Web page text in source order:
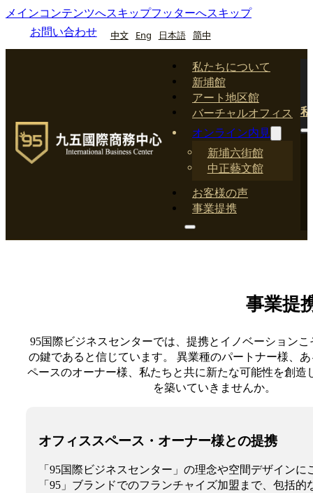
メインコンテンツへスキップフッターへスキップ
お問い合わせ
中文 Eng 日本語 简中
私たちについて
新埔館
アート地区館
バーチャルオフィス
オンライン内見
新埔六街館
中正藝文館
お客様の声
事業提携
事業提
95国際ビジネスセンターでは、提携とイノベーション
の鍵であると信じています。 異業種のパートナー様、
ペースのオーナー様、私たちと共に新たな可能性を創造
を築いていきませんか。
オフィススペース・オーナー様との提携
「95国際ビジネスセンター」の理念や空間デザイン
「95」ブランドでのフランチャイズ加盟まで、包括